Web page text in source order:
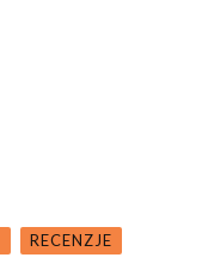
RECENZJE